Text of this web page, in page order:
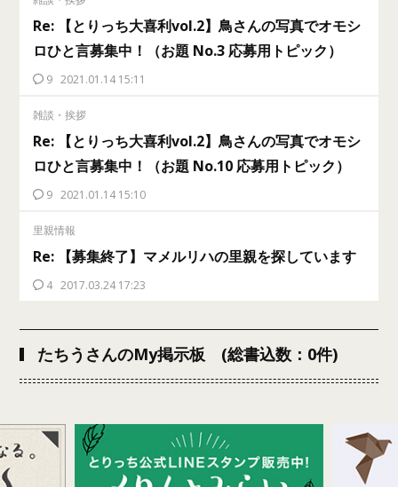
Re: 【とりっち大喜利vol.2】鳥さんの写真でオモシ
ロひと言募集中！（お題 No.3 応募用トピック）
9 2021.01.14 15:11
雑談・挨拶
Re: 【とりっち大喜利vol.2】鳥さんの写真でオモシ
ロひと言募集中！（お題 No.10 応募用トピック）
9 2021.01.14 15:10
里親情報
Re: 【募集終了】マメルリハの里親を探しています
4 2017.03.24 17:23
たちうさんのMy掲示板 (総書込数：0件)